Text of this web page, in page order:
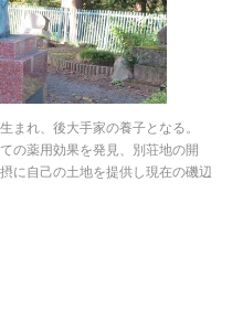
まれ、後大手家の養子となる。
の薬用効果を発見、別荘地の開
に自己の土地を提供し現在の磯辺